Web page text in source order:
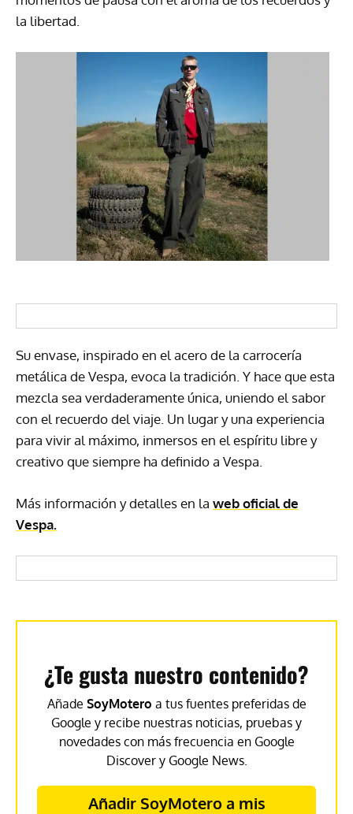
la libertad.
Su envase, inspirado en el acero de la carrocería
metálica de Vespa, evoca la tradición. Y hace que esta
mezcla sea verdaderamente única, uniendo el sabor
con el recuerdo del viaje. Un lugar y una experiencia
para vivir al máximo, inmersos en el espíritu libre y
creativo que siempre ha definido a Vespa.
Más información y detalles en la web oficial de
Vespa.
¿Te gusta nuestro contenido?
Añade SoyMotero a tus fuentes preferidas de
Google y recibe nuestras noticias, pruebas y
novedades con más frecuencia en Google
Discover y Google News.
Añadir SoyMotero a mis